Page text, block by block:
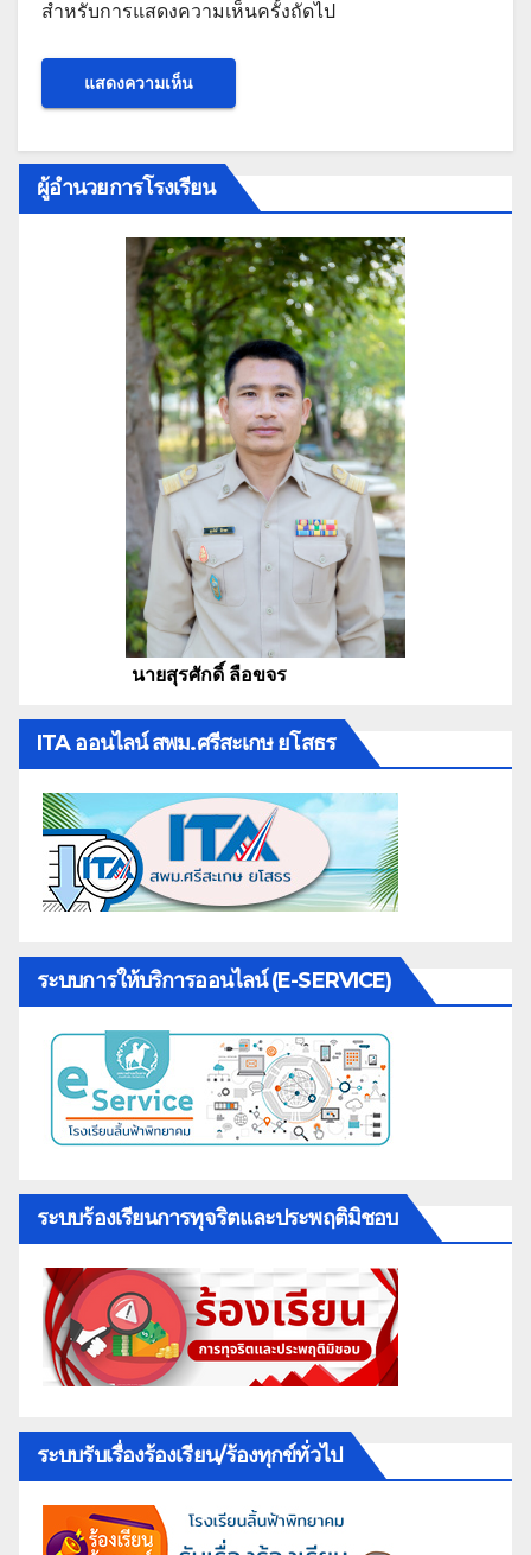
สำหรับการแสดงความเห็นครั้งถัดไป
ผู้อำนวยการโรงเรียน
นายสุรศักดิ์ ลือขจร
ITA ออนไลน์ สพม.ศรีสะเกษ ยโสธร
ระบบการให้บริการออนไลน์ (E-SERVICE)
ระบบร้องเรียนการทุจริตและประพฤติมิชอบ
ระบบรับเรื่องร้องเรียน/ร้องทุกข์ทั่วไป